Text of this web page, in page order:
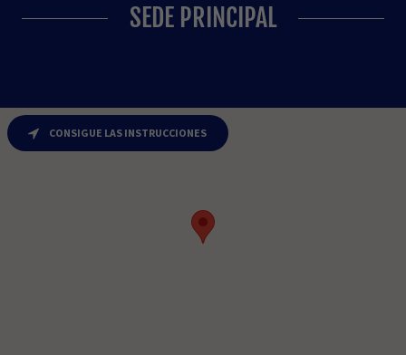
SEDE PRINCIPAL
CONSIGUE LAS INSTRUCCIONES